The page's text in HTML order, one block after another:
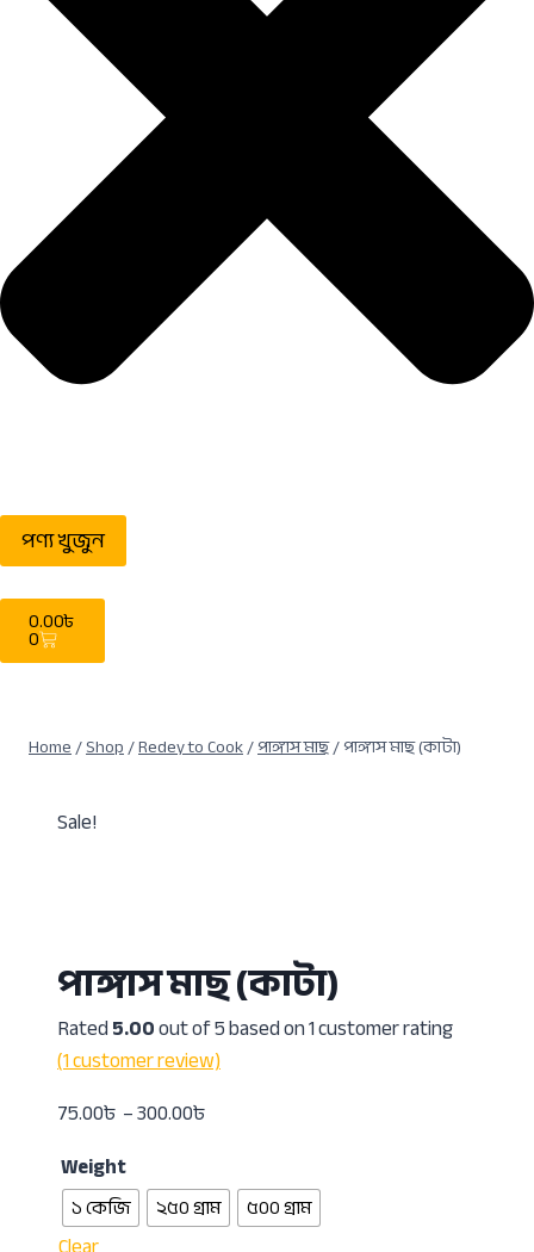
পণ্য খুজুন
0.00৳
0
Home/Shop/Redey to Cook/পাঙ্গাস মাছ/পাঙ্গাস মাছ (কাটা)
Sale!
পাঙ্গাস মাছ (কাটা)
Rated5.00out of 5 based on1customer rating
(1customer review)
75.00৳ –300.00৳
Weight
১ কেজি ২৫০ গ্রাম ৫০০ গ্রাম